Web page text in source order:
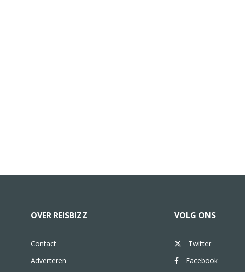
OVER REISBIZZ
Contact
Adverteren
VOLG ONS
Twitter
Facebook